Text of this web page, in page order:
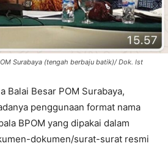
Surabaya (tengah berbaju batik)/ Dok. Ist
Balai Besar POM Surabaya,
penggunaan format nama
BPOM yang dipakai dalam
dokumen/surat-surat resmi